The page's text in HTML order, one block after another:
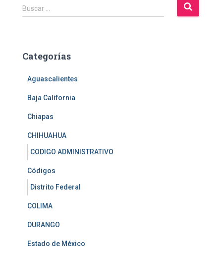
B
u
r
Buscar …
Categorías
Aguascalientes
Baja California
Chiapas
CHIHUAHUA
CODIGO ADMINISTRATIVO
Códigos
Distrito Federal
COLIMA
DURANGO
Estado de México